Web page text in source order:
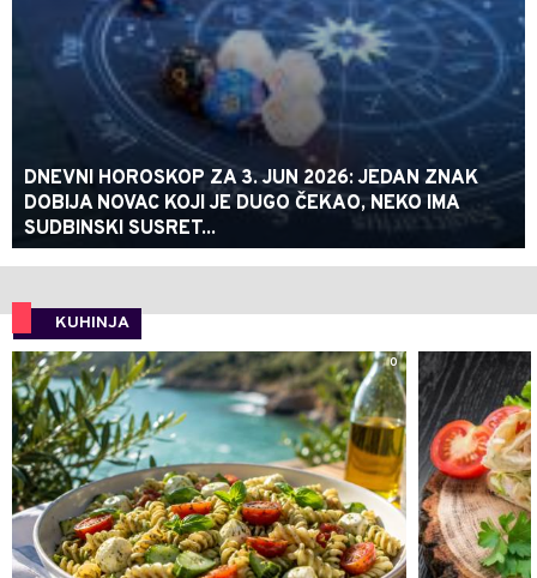
DNEVNI HOROSKOP ZA 3. JUN 2026: JEDAN ZNAK
DOBIJA NOVAC KOJI JE DUGO ČEKAO, NEKO IMA
SUDBINSKI SUSRET...
KUHINJA
0